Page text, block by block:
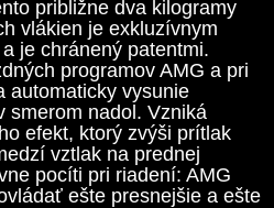
približne dva kilogramy
vlákien je exkluzívnym
je chránený patentmi.
programov AMG a pri
automaticky vysunie
smerom nadol. Vzniká
efekt, ktorý zvýši prítlak
vztlak na prednej
pocíti pri riadení: AMG
ešte presnejšie a ešte